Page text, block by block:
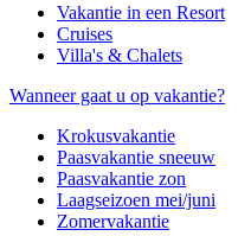
Vakantie in een Resort
Cruises
Villa's & Chalets
Wanneer gaat u op vakantie?
Krokusvakantie
Paasvakantie sneeuw
Paasvakantie zon
Laagseizoen mei/juni
Zomervakantie